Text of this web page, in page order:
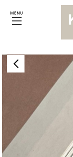
MENU
Bileklikler